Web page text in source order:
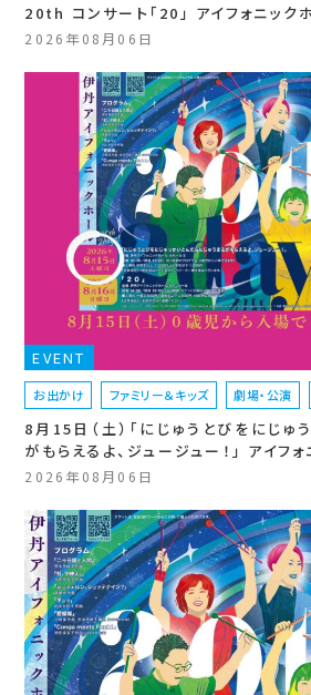
20th コンサート「20」 アイフォニック
2026年08月06日
EVENT
お出かけ ファミリー＆キッズ 劇場・公演
8月15日（土）「にじゅうとびをにじゅ
がもらえるよ、ジュージュー！」 アイフ
2026年08月06日